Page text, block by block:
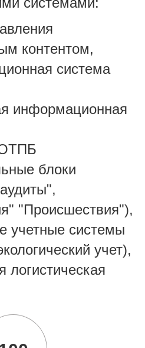
контентом,
система
информационная
блоки
"Происшествия"),
учетные системы
учет),
логистическая